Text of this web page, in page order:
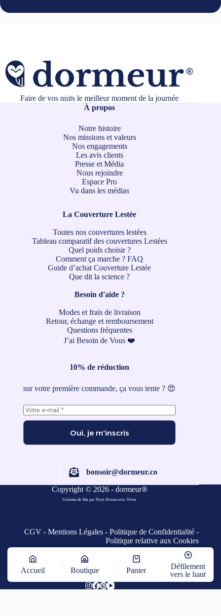
Faire de vos nuits le meilleur moment de la journée
À propos
Notre histoire
Nos missions et valeurs
Nos engagements
Les avis clients
Presse et Média
Nous rejoindre
Espace Pro
Vu dans les médias
La Couverture Lestée
Toutes nos couvertures lestées
Tableau comparatif des couvertures Lestées
Quel poids choisir ?
Comment ça marche ? FAQ
Guide d’achat Couverture Lestée
Que dit la science ?
Besoin d'aide ?
Modes et frais de livraison
Retour, échange et remboursement
Questions fréquentes
J’ai Besoin de Vous ❤️
10% de réduction
sur votre première commande, ça vous tente ? 😍
Oui, je m'inscris
bonsoir@dormeur.co
Copyright © 2026 - dormeur®
Création de Site par Nova Dream avecNovis
CGV -Mentions Légales -Politique de Confidentialité -
Politique relative aux Cookies
Accueil Boutique Panier
Défilement
vers le haut